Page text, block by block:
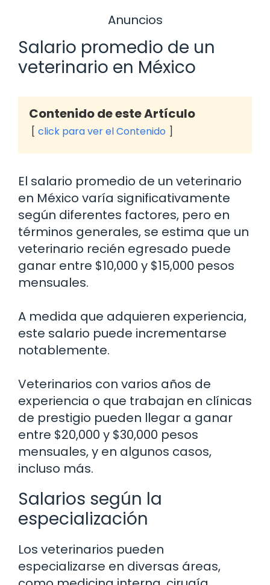
Anuncios
Salario promedio de un
veterinario en México
Contenido de este Artículo
click para ver el Contenido
El salario promedio de un veterinario
en México varía significativamente
según diferentes factores, pero en
términos generales, se estima que un
veterinario recién egresado puede
ganar entre $10,000 y $15,000 pesos
mensuales.
A medida que adquieren experiencia,
este salario puede incrementarse
notablemente.
Veterinarios con varios años de
experiencia o que trabajan en clínicas
de prestigio pueden llegar a ganar
entre $20,000 y $30,000 pesos
mensuales, y en algunos casos,
incluso más.
Salarios según la
especialización
Los veterinarios pueden
especializarse en diversas áreas,